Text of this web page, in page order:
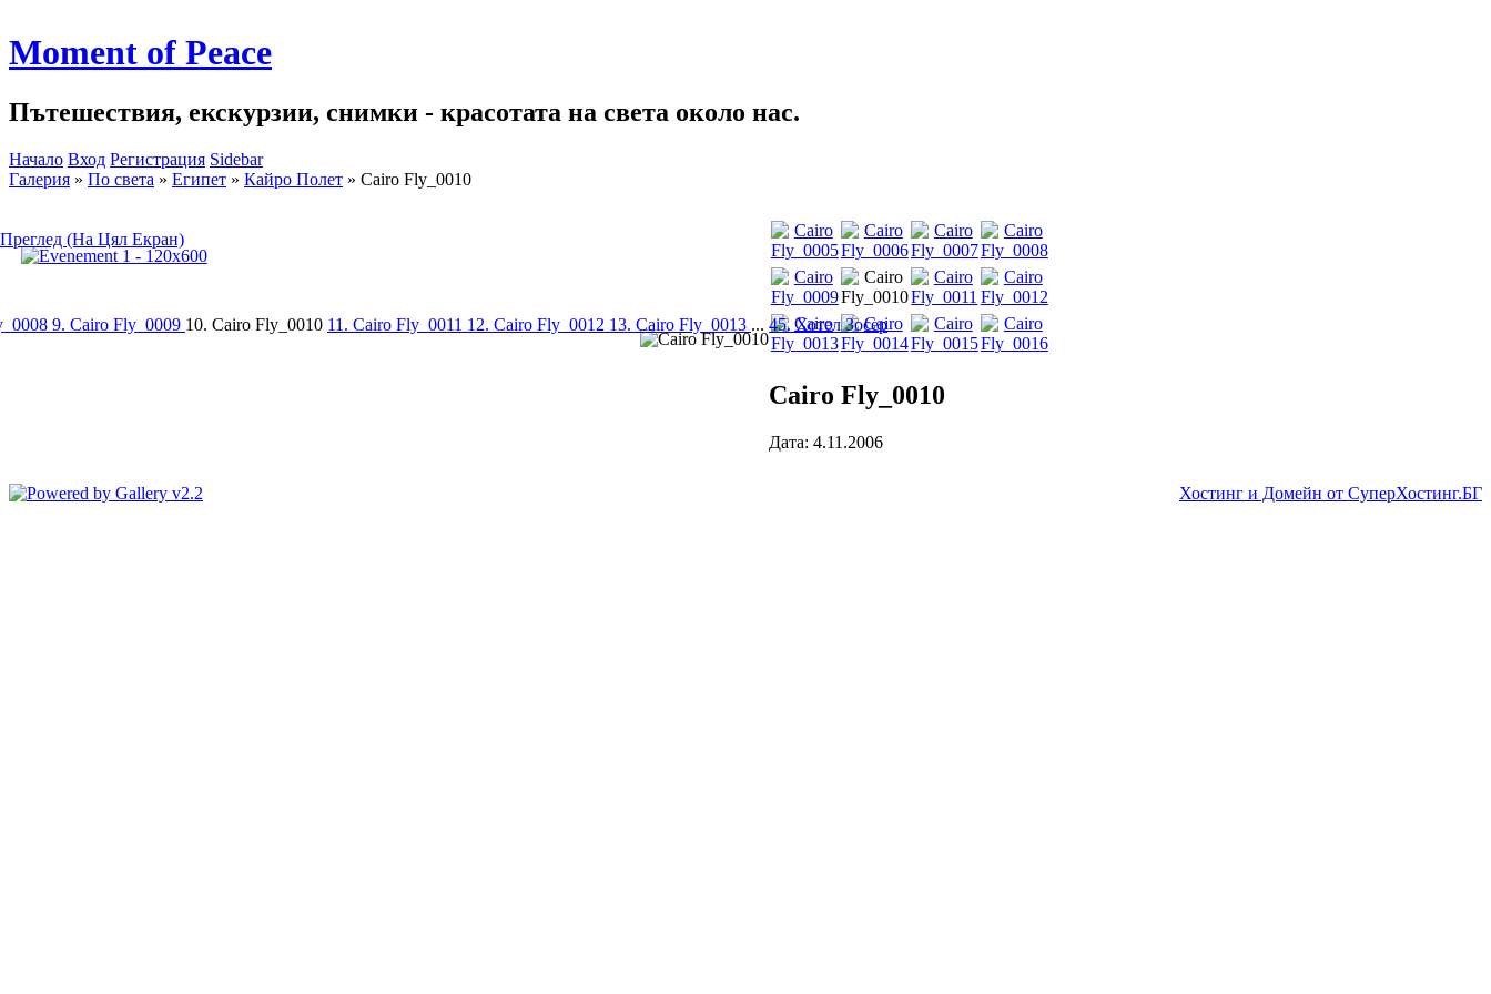
Moment of Peace
Пътешествия, екскурзии, снимки - красотата на света около нас.
Начало Вход Регистрация Sidebar
Галерия » По света » Египет » Кайро Полет » Cairo Fly_0010
Cairo Fly_0010
Дата: 4.11.2006
Преглед (На Цял Екран)
9. Cairo Fly_0009 10. Cairo Fly_0010 11. Cairo Fly_0011 12. Cairo Fly_0012 13. Cairo Fly_0013 ... 45. Хотел Зосер
Хостинг и Домейн от СуперХостинг.БГ